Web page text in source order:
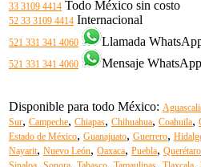
33 3109 4414 Todo México sin costo
52 33 3109 4414 Internacional
521 331 341 4060 Llamada
521 331 341 4060 Mensaje WhatsApp
Disponible para todo México:
Sur, Campeche, Chiapas, Chihuahua, Coahuila,
Estado de México, Guanajuato, Guerrero,
Nayarit, Nuevo León, Oaxaca, Puebla, Querétaro
, , , , ,